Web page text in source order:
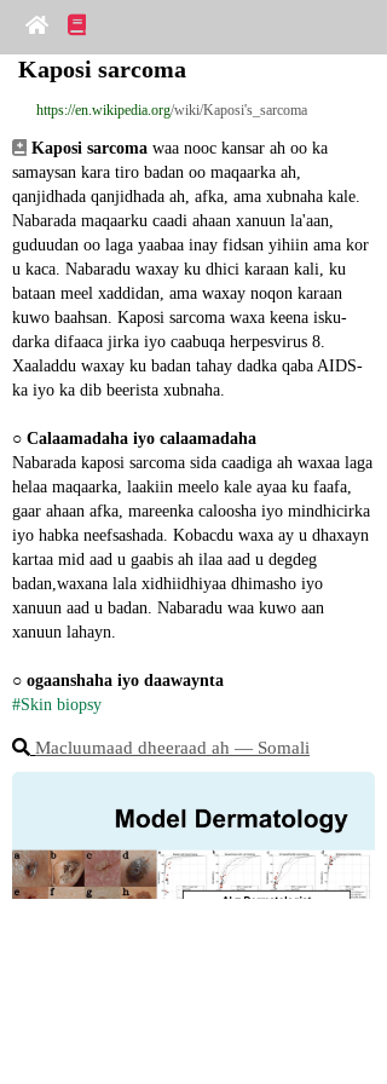
Kaposi sarcoma
https://en.wikipedia.org/wiki/Kaposi's_sarcoma
Kaposi sarcoma waa nooc kansar ah oo ka
samaysan kara tiro badan oo maqaarka ah,
qanjidhada qanjidhada ah, afka, ama xubnaha kale.
Nabarada maqaarku caadi ahaan xanuun la'aan,
guduudan oo laga yaabaa inay fidsan yihiin ama kor
u kaca. Nabaradu waxay ku dhici karaan kali, ku
bataan meel xaddidan, ama waxay noqon karaan
kuwo baahsan. Kaposi sarcoma waxa keena isku-
darka difaaca jirka iyo caabuqa herpesvirus 8.
Xaaladdu waxay ku badan tahay dadka qaba AIDS-
ka iyo ka dib beerista xubnaha.
○ Calaamadaha iyo calaamadaha
Nabarada kaposi sarcoma sida caadiga ah waxaa laga
helaa maqaarka, laakiin meelo kale ayaa ku faafa,
gaar ahaan afka, mareenka caloosha iyo mindhicirka
iyo habka neefsashada. Kobacdu waxa ay u dhaxayn
kartaa mid aad u gaabis ah ilaa aad u degdeg
badan,waxana lala xidhiidhiyaa dhimasho iyo
xanuun aad u badan. Nabaradu waa kuwo aan
xanuun lahayn.
○ ogaanshaha iyo daawaynta
#Skin biopsy
Macluumaad dheeraad ah ― Somali